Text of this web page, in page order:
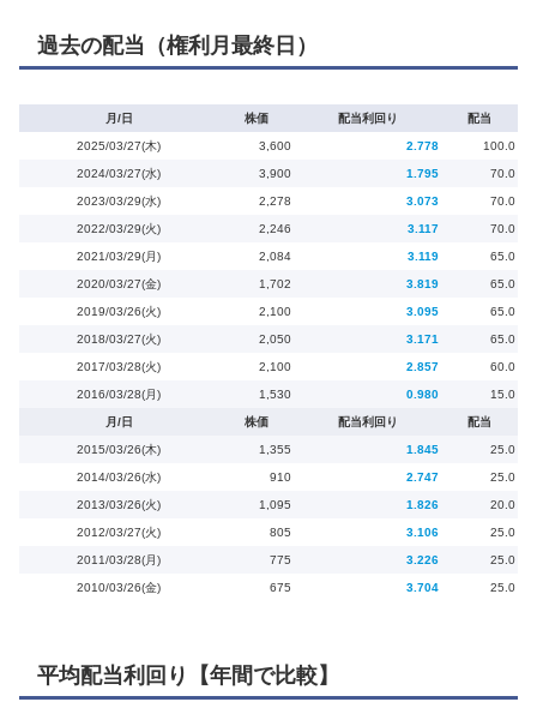
過去の配当（権利月最終日）
月/日 株価 配当利回り 配当
2025/03/27(木) 3,600 2.778 100.0
2024/03/27(水) 3,900 1.795 70.0
2023/03/29(水) 2,278 3.073 70.0
2022/03/29(火) 2,246 3.117 70.0
2021/03/29(月) 2,084 3.119 65.0
2020/03/27(金) 1,702 3.819 65.0
2019/03/26(火) 2,100 3.095 65.0
2018/03/27(火) 2,050 3.171 65.0
2017/03/28(火) 2,100 2.857 60.0
2016/03/28(月) 1,530 0.980 15.0
月/日 株価 配当利回り 配当
2015/03/26(木) 1,355 1.845 25.0
2014/03/26(水) 910 2.747 25.0
2013/03/26(火) 1,095 1.826 20.0
2012/03/27(火) 805 3.106 25.0
2011/03/28(月) 775 3.226 25.0
2010/03/26(金) 675 3.704 25.0
平均配当利回り【年間で比較】